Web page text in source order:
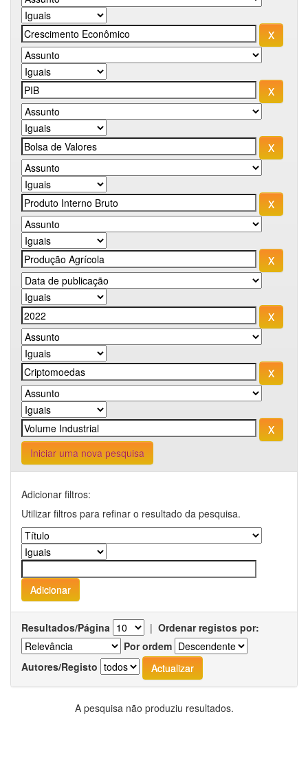
Iniciar uma nova pesquisa
Adicionar filtros:
Utilizar filtros para refinar o resultado da pesquisa.
Resultados/Página | Ordenar registos por:
Por ordem
Autores/Registo
A pesquisa não produziu resultados.